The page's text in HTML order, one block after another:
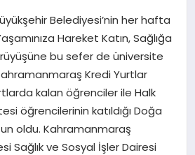
Belediyesi’nin her hafta
Hareket Katın, Sağlığa
bu sefer de üniversite
Kredi Yurtlar
kalan öğrenciler ile Halk
öğrencilerinin katıldığı Doğa
oldu. Kahramanmaraş
Sağlık ve Sosyal İşler Dairesi